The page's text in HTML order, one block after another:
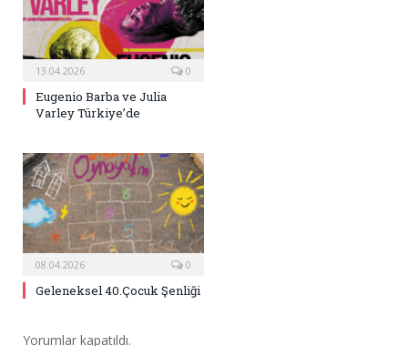
13.04.2026 0
Eugenio Barba ve Julia
Varley Türkiye’de
08.04.2026 0
Geleneksel 40.Çocuk Şenliği
Yorumlar kapatıldı.